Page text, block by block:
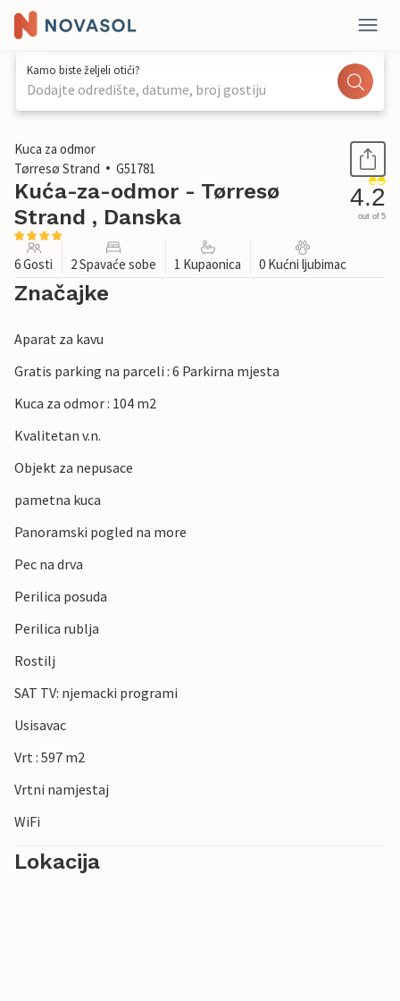
Kamo biste željeli otići?
Dodajte odredište, datume, broj gostiju
1 / 24
Kuca za odmor
Tørresø Strand
G51781
Kuća-za-odmor - Tørresø
Strand , Danska
4.2
out of 5
6 Gosti 2 Spavaće sobe 1 Kupaonica 0 Kućni ljubimac
Značajke
Aparat za kavu
Gratis parking na parceli : 6 Parkirna mjesta
Kuca za odmor : 104 m2
Kvalitetan v.n.
Objekt za nepusace
pametna kuca
Panoramski pogled na more
Pec na drva
Perilica posuda
Perilica rublja
Rostilj
SAT TV: njemacki programi
Usisavac
Vrt : 597 m2
Vrtni namjestaj
WiFi
Lokacija